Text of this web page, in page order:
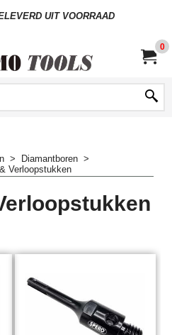
UIT VOORRAAD
0
> Diamantboren >
Verloopstukken